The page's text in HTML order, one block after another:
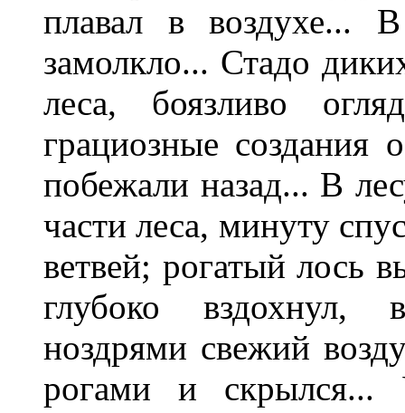
плавал в воздухе...
замолкло... Стадо
леса, боязливо
грациозные создания
побежали назад... В
части леса, минуту
ветвей; рогатый лось
глубоко вздохнул,
ноздрями свежий
рогами и